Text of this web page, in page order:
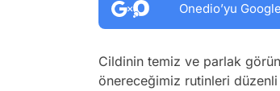
Onedio’yu
Cildinin temiz ve parlak
önereceğimiz rutinleri